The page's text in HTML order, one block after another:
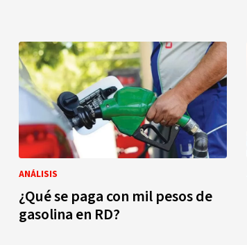
ANÁLISIS
¿Qué se paga con mil pesos de
gasolina en RD?